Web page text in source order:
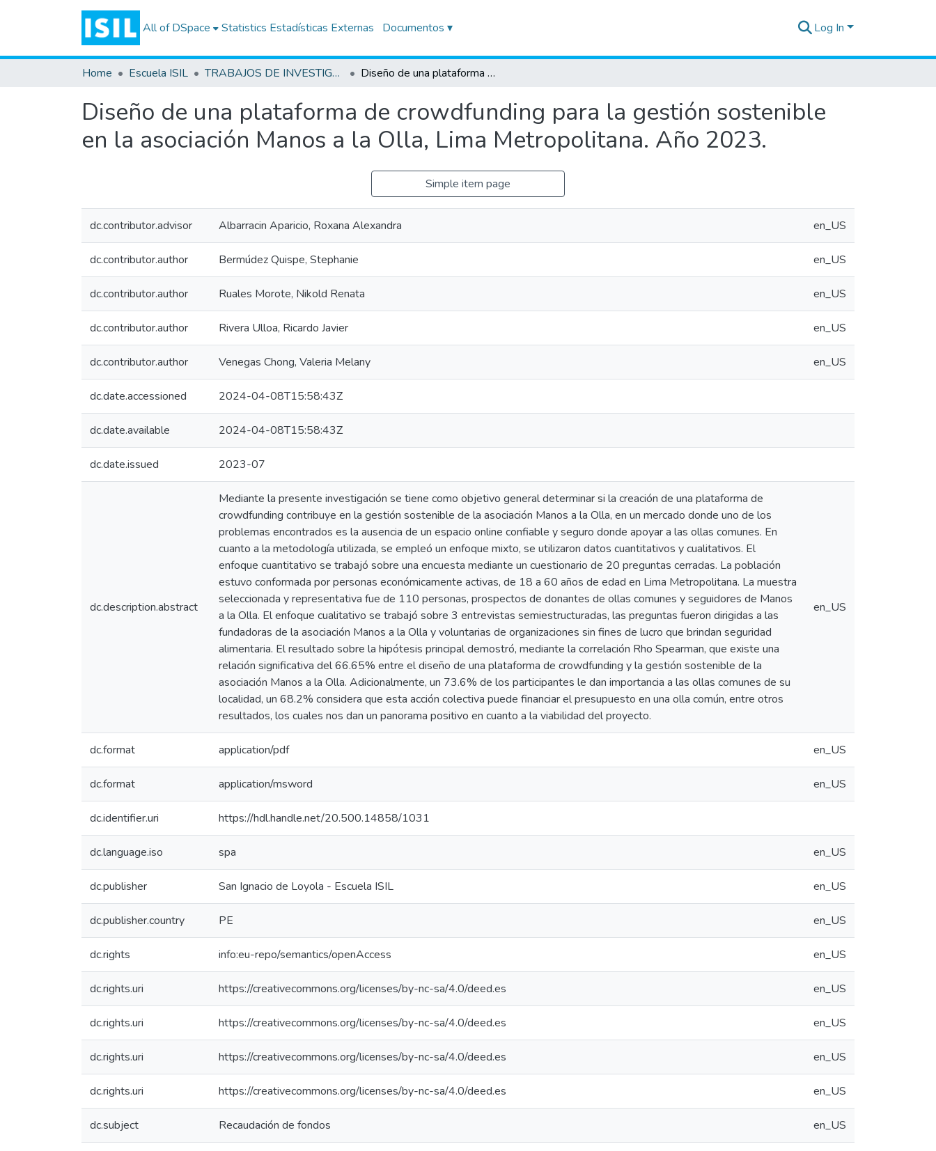
All of DSpace Statistics Estadísticas Externas Documentos ▾ Log In
Home Escuela ISIL TRABAJOS DE INVESTIGACIÓN Diseño de una plataforma de crowdfunding para la gestión sostenible en la asociación Manos a la Olla, Lima Metropolitana. Año 2023.
Diseño de una plataforma de crowdfunding para la gestión sostenible
en la asociación Manos a la Olla, Lima Metropolitana. Año 2023.
Simple item page
dc.contributor.advisor Albarracin Aparicio, Roxana Alexandra en_US
dc.contributor.author Bermúdez Quispe, Stephanie en_US
dc.contributor.author Ruales Morote, Nikold Renata en_US
dc.contributor.author Rivera Ulloa, Ricardo Javier en_US
dc.contributor.author Venegas Chong, Valeria Melany en_US
dc.date.accessioned 2024-04-08T15:58:43Z
dc.date.available 2024-04-08T15:58:43Z
dc.date.issued 2023-07
dc.description.abstract
Mediante la presente investigación se tiene como objetivo general determinar si la creación de una plataforma de
crowdfunding contribuye en la gestión sostenible de la asociación Manos a la Olla, en un mercado donde uno de los
problemas encontrados es la ausencia de un espacio online confiable y seguro donde apoyar a las ollas comunes. En
cuanto a la metodología utilizada, se empleó un enfoque mixto, se utilizaron datos cuantitativos y cualitativos. El
enfoque cuantitativo se trabajó sobre una encuesta mediante un cuestionario de 20 preguntas cerradas. La población
estuvo conformada por personas económicamente activas, de 18 a 60 años de edad en Lima Metropolitana. La muestra
seleccionada y representativa fue de 110 personas, prospectos de donantes de ollas comunes y seguidores de Manos
a la Olla. El enfoque cualitativo se trabajó sobre 3 entrevistas semiestructuradas, las preguntas fueron dirigidas a las
fundadoras de la asociación Manos a la Olla y voluntarias de organizaciones sin fines de lucro que brindan seguridad
alimentaria. El resultado sobre la hipótesis principal demostró, mediante la correlación Rho Spearman, que existe una
relación significativa del 66.65% entre el diseño de una plataforma de crowdfunding y la gestión sostenible de la
asociación Manos a la Olla. Adicionalmente, un 73.6% de los participantes le dan importancia a las ollas comunes de su
localidad, un 68.2% considera que esta acción colectiva puede financiar el presupuesto en una olla común, entre otros
resultados, los cuales nos dan un panorama positivo en cuanto a la viabilidad del proyecto.
en_US
dc.format application/pdf en_US
dc.format application/msword en_US
dc.identifier.uri https://hdl.handle.net/20.500.14858/1031
dc.language.iso spa en_US
dc.publisher San Ignacio de Loyola - Escuela ISIL en_US
dc.publisher.country PE en_US
dc.rights info:eu-repo/semantics/openAccess en_US
dc.rights.uri https://creativecommons.org/licenses/by-nc-sa/4.0/deed.es en_US
dc.rights.uri https://creativecommons.org/licenses/by-nc-sa/4.0/deed.es en_US
dc.rights.uri https://creativecommons.org/licenses/by-nc-sa/4.0/deed.es en_US
dc.rights.uri https://creativecommons.org/licenses/by-nc-sa/4.0/deed.es en_US
dc.subject Recaudación de fondos en_US